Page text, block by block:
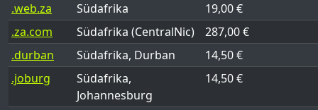
.web.za
Südafrika
19,00 €
.za.com
Südafrika (CentralNic)
287,00 €
.durban
Südafrika, Durban
14,50 €
.joburg
Südafrika,
Johannesburg
14,50 €